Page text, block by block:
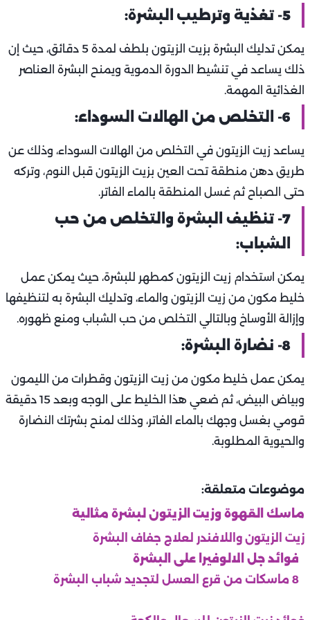
5- تغذية وترطيب البشرة:
يمكن تدليك البشرة بزيت الزيتون بلطف لمدة 5 دقائق، حيث إن
ذلك يساعد في تنشيط الدورة الدموية ويمنح البشرة العناصر
الغذائية المهمة.
6- التخلص من الهالات السوداء:
يساعد زيت الزيتون في التخلص من الهالات السوداء، وذلك عن
طريق دهن منطقة تحت العين بزيت الزيتون قبل النوم، وتركه
حتى الصباح ثم غسل المنطقة بالماء الفاتر.
7- تنظيف البشرة والتخلص من حب
الشباب:
يمكن استخدام زيت الزيتون كمطهر للبشرة، حيث يمكن عمل
خليط مكون من زيت الزيتون والماء، وتدليك البشرة به لتنظيفها
وإزالة الأوساخ وبالتالي التخلص من حب الشباب ومنع ظهوره.
8- نضارة البشرة:
يمكن عمل خليط مكون من زيت الزيتون وقطرات من الليمون
وبياض البيض، ثم ضعي هذا الخليط على الوجه وبعد 15 دقيقة
قومي بغسل وجهك بالماء الفاتر، وذلك لمنح بشرتك النضارة
والحيوية المطلوبة.
موضوعات متعلقة:
ماسك القهوة وزيت الزيتون لبشرة مثالية
زيت الزيتون واللافندر لعلاج جفاف البشرة
فوائد جل الالوفيرا على البشرة
8 ماسكات من قرع العسل لتجديد شباب البشرة